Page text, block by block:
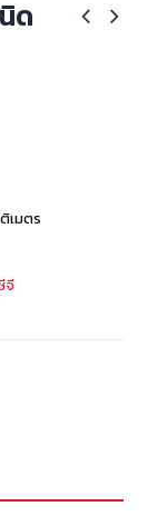
ด
เมตร
จี